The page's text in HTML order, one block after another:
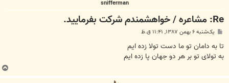
snifferman
Re: مشاعره / خواهشمندم شرکت بفرماييد.
پ
ت
یک‌شنبه ۶ بهمن ۱۳۸۷, ۱۱:۴۱ ق.ظ
تا به دامان تو ما دست تولا زده ایم
به تولای تو بر هر دو جهان پا زده ایم
ب
ا